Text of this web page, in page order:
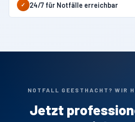
✓ 24/7 für Notfälle erreichbar
NOTFALL GEESTHACHT? WIR
Jetzt